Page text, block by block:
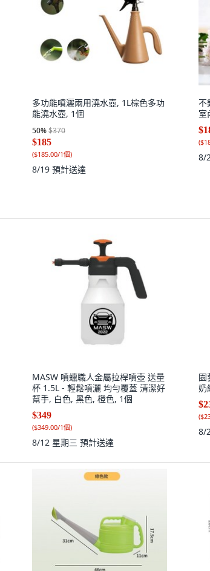
多功能噴灑兩用澆水壺, 1L棕色多功
能澆水壺, 1個
50%$370
$185
($185.00/1個)
8/19 預計送達
不
室
(
8/
MASW 噴蠟職人金屬拉桿噴壺 送量
杯 1.5L - 輕鬆噴灑 均勻覆蓋 清潔好
幫手, 白色, 黑色, 橙色, 1個
$349
($349.00/1個)
8/12 星期三 預計送達
園
奶
(
8/